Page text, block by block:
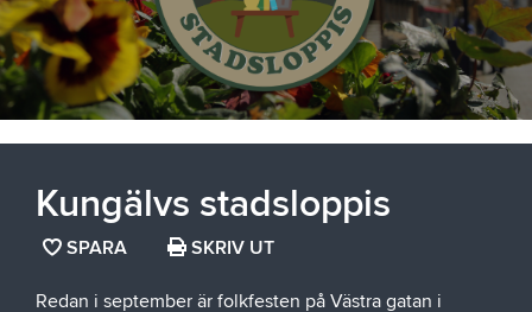
Kungälvs stadsloppis
SPARA SPARA SKRIV UT
Redan i september är folkfesten på Västra gatan i